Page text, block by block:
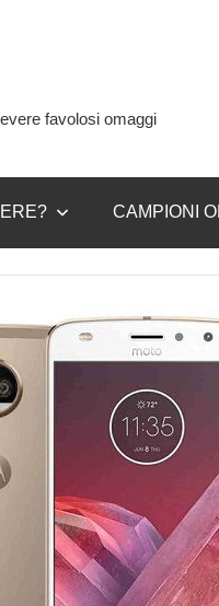
favolosi omaggi
CAMPIONI